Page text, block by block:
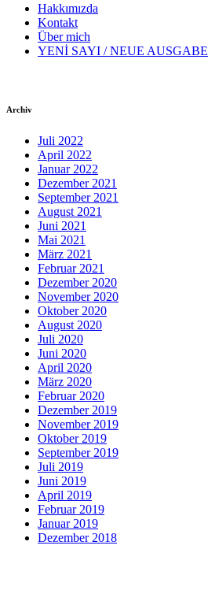
Hakkımızda
Kontakt
Über mich
YENİ SAYI / NEUE AUSGABE
Archiv
Juli 2022
April 2022
Januar 2022
Dezember 2021
September 2021
August 2021
Juni 2021
Mai 2021
März 2021
Februar 2021
Dezember 2020
November 2020
Oktober 2020
August 2020
Juli 2020
Juni 2020
April 2020
März 2020
Februar 2020
Dezember 2019
November 2019
Oktober 2019
September 2019
Juli 2019
Juni 2019
April 2019
Februar 2019
Januar 2019
Dezember 2018